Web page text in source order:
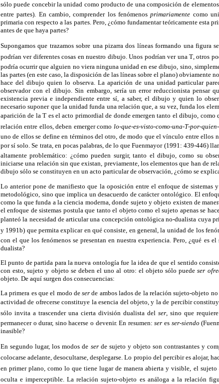
sólo puede concebir la unidad como producto de una composición de elementos
entre partes). En cambio, comprender los fenómenosprimariamente como
primaria con respecto a las partes. Pero, ¿cómo fundamentar teóricamente esta
antes de que haya partes?
Supongamos que trazamos sobre una pizarra dos líneas formando una figura
podrían ver diferentes cosas en nuestro dibujo. Unos podrían ver una T, otros
podría ocurrir que alguien no viera ninguna unidad en ese dibujo, sino,
las partes (en este caso, la disposición de las líneas sobre el plano) obviamente
hace del dibujo quien lo observa. La aparición de una unidad particular
observador con el dibujo. Sin embargo, sería un error reduccionista pensar
existencia previa e independiente entre sí, a saber, el dibujo y quien lo
necesario suponer que la unidad funda una relación que, a su vez, funda los
aparición de la T es el acto primordial de donde emergen tanto el dibujo,
relación entre ellos, deben emerger como lo-que-es-visto-como-una-T-por-
uno de ellos se define en términos del otro, de modo que el vínculo entre ellos
por sí solo. Se trata, en pocas palabras, de lo que Fuenmayor (1991: 439-446)
altamente problemático: ¿cómo pueden surgir, tanto el dibujo, como su
iniciarse una relación sin que existan, previamente, los elementos que han de
dibujo sólo se constituyen en un acto particular de observación, ¿cómo se
Lo anterior pone de manifiesto que la oposición entre el enfoque de sistemas
metodológico, sino que implica un desacuerdo de carácter ontológico. El
como la que funda a la ciencia moderna, donde sujeto y objeto existen de
el enfoque de sistemas postula que tanto el objeto como el sujeto apenas se
planteó la necesidad de articular una concepción ontológica no-dualista cuya
y 1991b) que permita explicar en qué consiste, en general, la unidad de los
con el que los fenómenos se presentan en nuestra experiencia. Pero, ¿qué es
dualista?
El punto de partida para la nueva ontología fue la idea de que el sentido
con esto, sujeto y objeto se deben el uno al otro: el objeto sólo puedeser
objeto. De aquí surgen dos consecuencias:
La primera es que el modo deser de ambos lados de la relación sujeto-objeto
actividad de ofrecerse constituye la esencia del objeto, y la de percibir
sólo invita a trascender una cierta división dualista del ser, sino que requiere
permanecer o durar, sino hacerse o devenir. En resumen:ser es ser-siendo
inasible?
En segundo lugar, los modos de serde sujeto y objeto son contrastantes y
colocarse adelante, desocultarse, desplegarse. Lo propio del percibir es alojar,
en primer plano, como lo que tiene lugar de manera abierta y visible, el sujeto
oculta e imperceptible. La relación sujeto-objeto es análoga a la relación